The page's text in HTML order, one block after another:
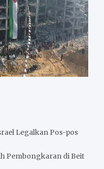
Legalkan Pos-pos
Pembongkaran di Beit